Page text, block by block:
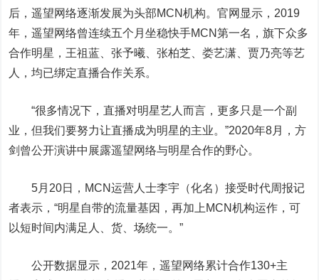
后，遥望网络逐渐发展为头部MCN机构。官网显示，2019
年，遥望网络曾连续五个月坐稳快手MCN第一名，旗下众多
合作明星，王祖蓝、张予曦、张柏芝、娄艺潇、贾乃亮等艺
人，均已绑定直播合作关系。
“很多情况下，直播对明星艺人而言，更多只是一个副
业，但我们要努力让直播成为明星的主业。”2020年8月，方
剑曾公开演讲中展露遥望网络与明星合作的野心。
5月20日，MCN运营人士李宇（化名）接受时代周报记
者表示，“明星自带的流量基因，再加上MCN机构运作，可
以短时间内满足人、货、场统一。”
公开数据显示，2021年，遥望网络累计合作130+主